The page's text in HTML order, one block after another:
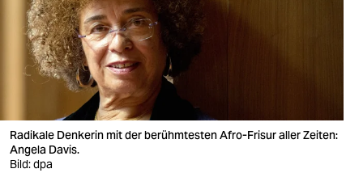
berlin
nord
wahrheit
verlag
verlag
Radikale Denkerin mit der berühmtesten Afro-Frisur aller Zeiten:
Angela Davis.
Bild: dpa